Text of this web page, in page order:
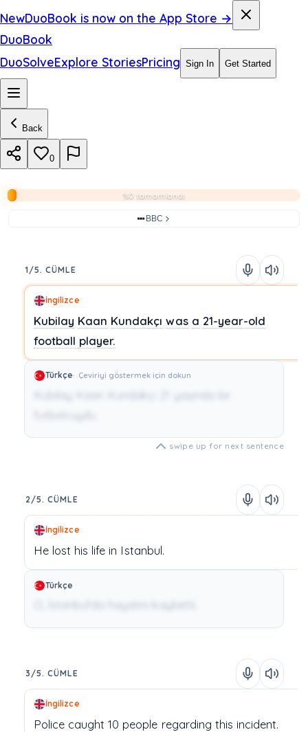
NewDuoBook is now on the App Store →
DuoBook
DuoSolveExplore StoriesPricing Sign In Get Started
Back
0
%0 tamamlandı
BBC
1/5. CÜMLE
İngilizce
Kubilay Kaan Kundakçı was a 21-year-old
football player.
Türkçe Çeviriyi göstermek için dokun
Kubilay Kaan Kundakçı 21 yaşında bir
swipe up for next sentence
2/5. CÜMLE
İngilizce
He lost his life in Istanbul.
Türkçe
3/5. CÜMLE
İngilizce
Police caught 10 people regarding this incident.